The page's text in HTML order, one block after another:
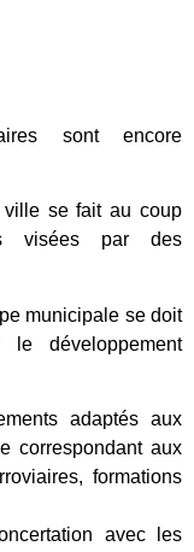
sont encore
ville se fait au coup
visées par des
municipale se doit
le développement
adaptés aux
correspondant aux
formations
avec les